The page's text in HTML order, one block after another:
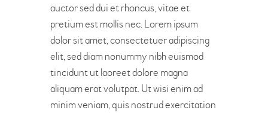
auctor sed dui et rhoncus, vitae et
pretium est mollis nec. Lorem ipsum
dolor sit amet, consectetuer adipiscing
elit, sed diam nonummy nibh euismod
tincidunt ut laoreet dolore magna
aliquam erat volutpat. Ut wisi enim ad
minim veniam, quis nostrud exercitation